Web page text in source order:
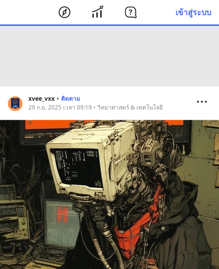
เข้าสู่ระบบ
xvee_vxx • ติดตาม
29 ก.ย. 2025 เวลา 09:19 • วิทยาศาสตร์ & เทคโนโลยี